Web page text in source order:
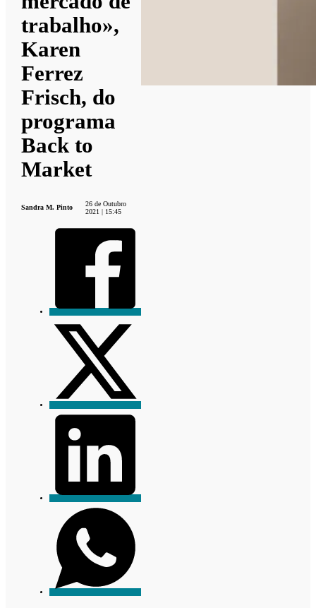
trabalho»,
Karen
Ferrez
Frisch, do
programa
Back to
Market
Sandra M. Pinto
26 de Outubro
2021 | 15:45